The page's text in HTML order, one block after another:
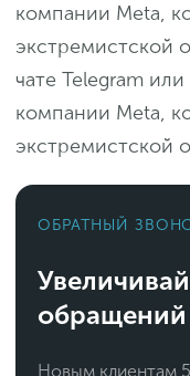
компании Meta,
экстремистской
чате Telegram
компании Meta,
экстремистской
ОБРАТНЫЙ
обращений
Новым клиентам